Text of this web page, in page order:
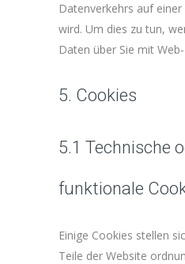
Datenverkehrs auf
wird. Um dies zu tun,
Daten über Sie mit
5. Cookies
5.1 Technische
funktionale
Einige Cookies stellen
Teile der Website